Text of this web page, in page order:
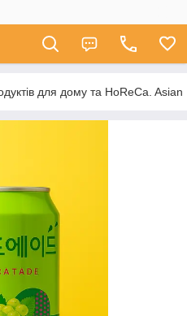
для дому та HoReCa.